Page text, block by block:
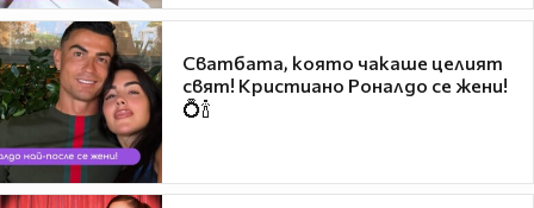
Сватбата, която чакаше целият
свят! Кристиано Роналдо се жени!
💍🍾